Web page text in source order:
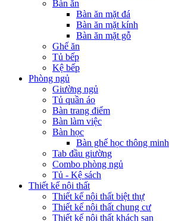
Bàn ăn
Bàn ăn mặt đá
Bàn ăn mặt kính
Bàn ăn mặt gỗ
Ghế ăn
Tủ bếp
Kệ bếp
Phòng ngủ
Giường ngủ
Tủ quần áo
Bàn trang điểm
Bàn làm việc
Bàn học
Bàn ghế học thông minh
Tab đầu giường
Combo phòng ngủ
Tủ - Kệ sách
Thiết kế nội thất
Thiết kế nội thất biệt thự
Thiết kế nội thất chung cư
Thiết kế nội thất khách sạn